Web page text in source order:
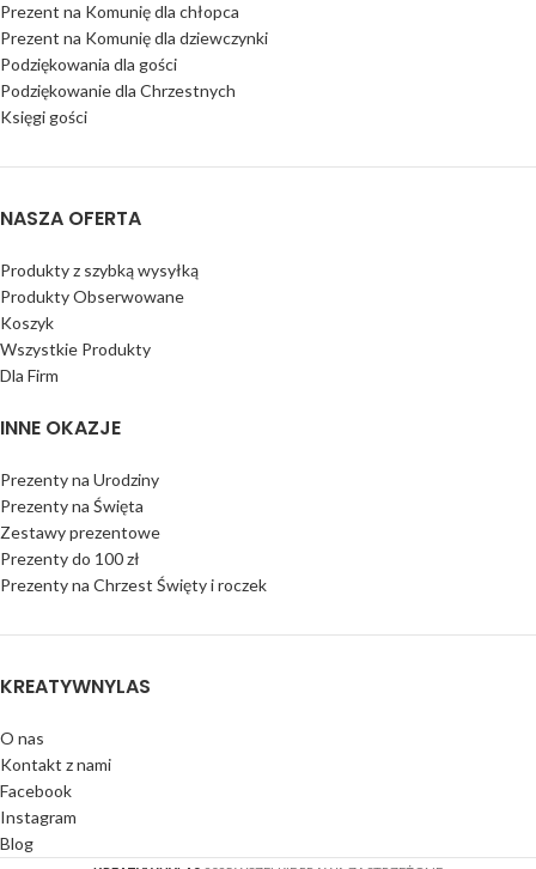
Prezent na Komunię dla chłopca
Prezent na Komunię dla dziewczynki
Podziękowania dla gości
Podziękowanie dla Chrzestnych
Księgi gości
NASZA OFERTA
Produkty z szybką wysyłką
Produkty Obserwowane
Koszyk
Wszystkie Produkty
Dla Firm
INNE OKAZJE
Prezenty na Urodziny
Prezenty na Święta
Zestawy prezentowe
Prezenty do 100 zł
Prezenty na Chrzest Święty i roczek
KREATYWNYLAS
O nas
Kontakt z nami
Facebook
Instagram
Blog